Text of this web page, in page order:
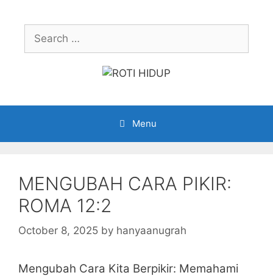
contentSearch
for:
Menu
MENGUBAH CARA PIKIR:
ROMA 12:2
October 8, 2025 by hanyaanugrah
Mengubah Cara Kita Berpikir: Memahami